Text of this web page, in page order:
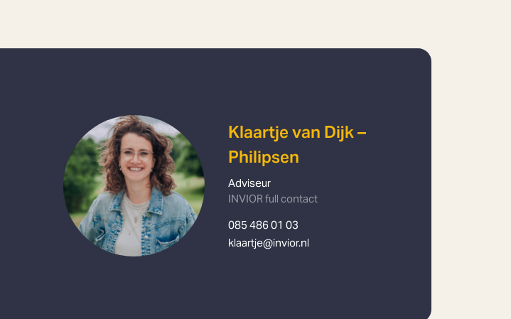
Klaartje van Dijk –
Philipsen
Adviseur
INVIOR full contact
085 486 01 03
klaartje@invior.nl